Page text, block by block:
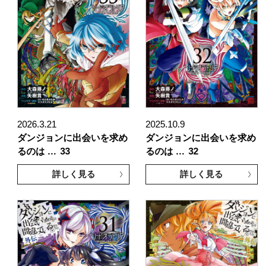
2026.3.21
ダンジョンに出会いを求め
るのは … 33
詳しく見る
2025.10.9
ダンジョンに出会いを求め
るのは … 32
詳しく見る